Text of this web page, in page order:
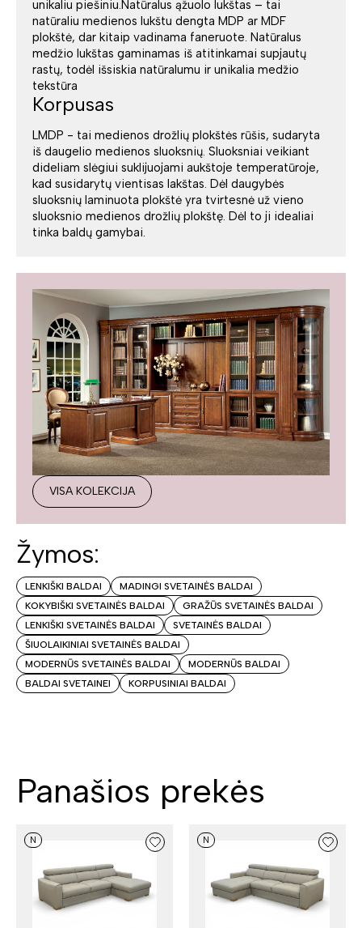
unikaliu piešiniu.Natūralus ąžuolo lukštas – tai
natūraliu medienos lukštu dengta MDP ar MDF
plokštė, dar kitaip vadinama faneruote. Natūralus
medžio lukštas gaminamas iš atitinkamai supjautų
rastų, todėl išsiskia natūralumu ir unikalia medžio
tekstūra
Korpusas
LMDP - tai medienos drožlių plokštės rūšis, sudaryta
iš daugelio medienos sluoksnių. Sluoksniai veikiant
dideliam slėgiui suklijuojami aukštoje temperatūroje,
kad susidarytų vientisas lakštas. Dėl daugybės
sluoksnių laminuota plokštė yra tvirtesnė už vieno
sluoksnio medienos drožlių plokštę. Dėl to ji idealiai
tinka baldų gamybai.
VISA KOLEKCIJA
Žymos:
LENKIŠKI BALDAI
MADINGI SVETAINĖS BALDAI
KOKYBIŠKI SVETAINĖS BALDAI
GRAŽŪS SVETAINĖS BALDAI
LENKIŠKI SVETAINĖS BALDAI
SVETAINĖS BALDAI
ŠIUOLAIKINIAI SVETAINĖS BALDAI
MODERNŪS SVETAINĖS BALDAI
MODERNŪS BALDAI
BALDAI SVETAINEI
KORPUSINIAI BALDAI
Panašios prekės
N N